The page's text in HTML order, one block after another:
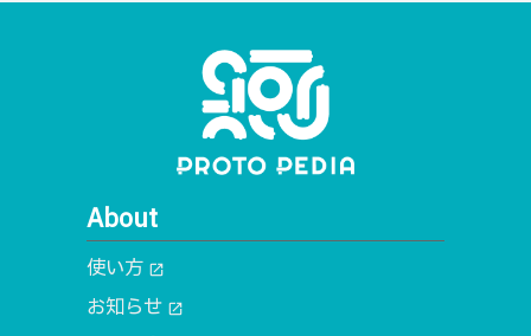
About
使い方 open_in_new
お知らせ open_in_new